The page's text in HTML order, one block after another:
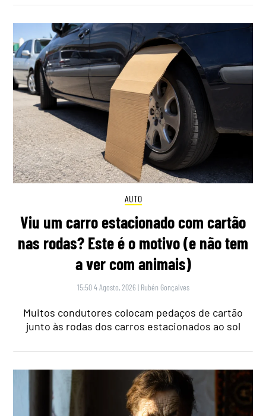
AUTO
Viu um carro estacionado com cartão
nas rodas? Este é o motivo (e não tem
a ver com animais)
15:50 4 Agosto, 2026 | Rubén Gonçalves
Muitos condutores colocam pedaços de cartão
junto às rodas dos carros estacionados ao sol